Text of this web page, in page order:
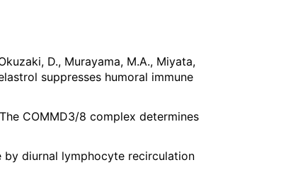
D., Murayama, M.A., Miyata,
suppresses humoral immune
COMMD3/8 complex determines
by diurnal lymphocyte recirculation